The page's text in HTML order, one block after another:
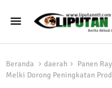
Beranda daerah
Panen
Melki Dorong Peningkatan